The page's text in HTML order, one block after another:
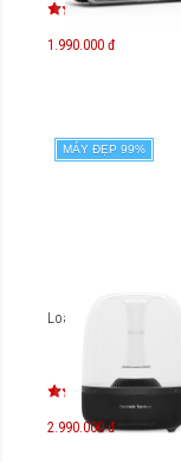
1.990.000 đ
MÁY ĐẸP 99%
Loa Harman Kardon
2.990.000 đ